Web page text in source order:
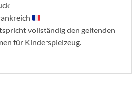
vollständig den geltenden
für Kinderspielzeug.